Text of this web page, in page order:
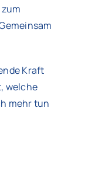
Kraft
welche
mehr tun